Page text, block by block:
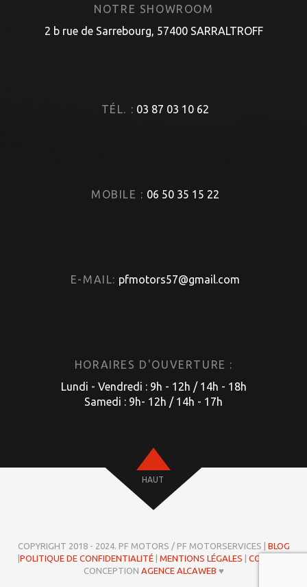
NOTRE SHOWROOM
2 b rue de Sarrebourg, 57400 SARRALTROFF
TÉL. : 03 87 03 10 62
MOBILE : 06 50 35 15 22
E-MAIL: pfmotors57@gmail.com
HORAIRES D'OUVERTURE :
Lundi - Vendredi : 9h - 12h / 14h - 18h
Samedi : 9h- 12h / 14h - 17h
HAUT
COPYRIGHT 2018 - 2024. PF MOTORS / PF MOTORSERVICES | BLOG
POLITIQUE DE CONFIDENTIALITÉ| MENTIONS LÉGALES COOKIES
CONCEPTION AGENCE ALCAWEB ♥